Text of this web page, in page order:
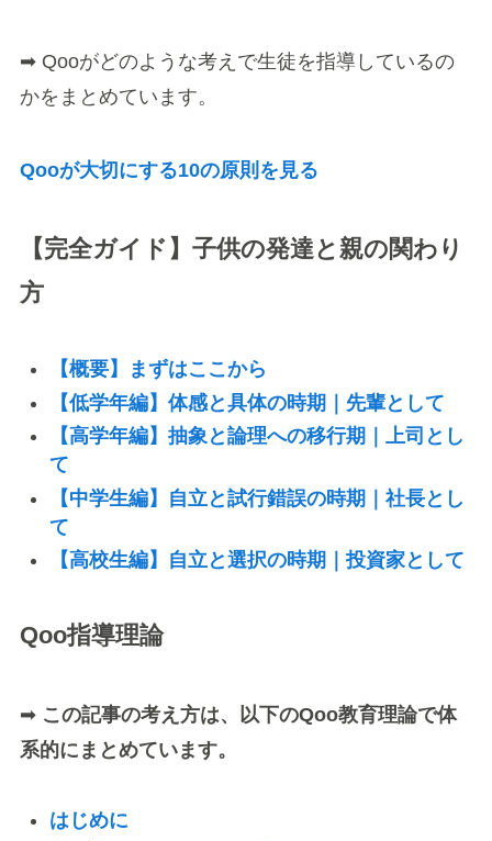
➡ Qooがどのような考えで生徒を指導しているの
かをまとめています。
Qooが大切にする10の原則を見る
【完全ガイド】子供の発達と親の関わり
方
【概要】まずはここから
【低学年編】体感と具体の時期｜先輩として
【高学年編】抽象と論理への移行期｜上司とし
て
【中学生編】自立と試行錯誤の時期｜社長とし
て
【高校生編】自立と選択の時期｜投資家として
Qoo指導理論
➡ この記事の考え方は、以下のQoo教育理論で体
系的にまとめています。
はじめに